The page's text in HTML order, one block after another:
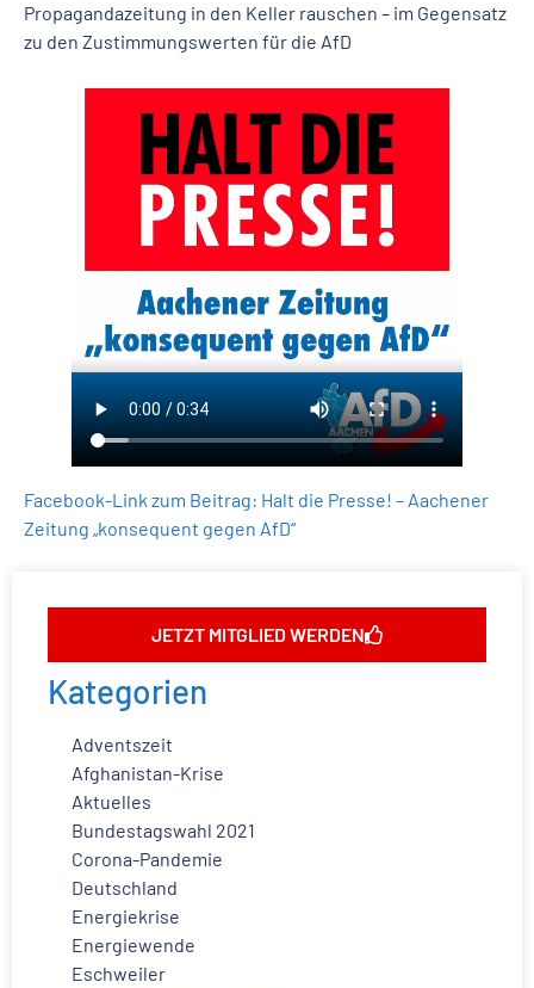
Propagandazeitung in den Keller rauschen – im Gegensatz
zu den Zustimmungswerten für die AfD
Facebook-Link zum Beitrag: Halt die Presse! – Aachener
Zeitung „konsequent gegen AfD“
JETZT MITGLIED WERDEN
Kategorien
Adventszeit
Afghanistan-Krise
Aktuelles
Bundestagswahl 2021
Corona-Pandemie
Deutschland
Energiekrise
Energiewende
Eschweiler